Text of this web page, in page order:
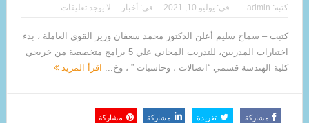
كتبه: admin فى: يوليو 10, 2021 فى: أخبار لا يوجد تعليقات
كتبت – سماح سليم أعلن الدكتور محمد سعفان وزير القوى العاملة ، بدء
اختبارات المدربين، للتدريب المجاني علي 5 برامج متخصصة من خريجي
كلية الهندسة قسمي “اتصالات ، وحاسبات ” ، وخ...
اقرأ المزيد
مشاركة تغريدة مشاركة مشاركة